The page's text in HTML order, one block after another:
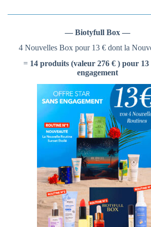
— Biotyfull Box —
4 Nouvelles Box pour 13 € dont la
= 14 produits (valeur 276 € ) pour 13
engagement